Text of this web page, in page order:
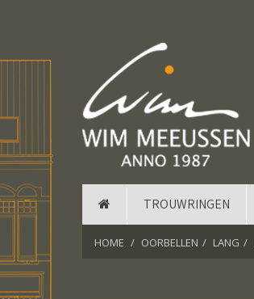
TROUWRINGEN
HOME OORBELLEN LANG